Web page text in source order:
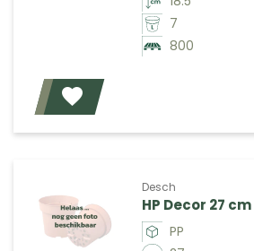
7
800
Desch
HP Decor 27 cm
PP